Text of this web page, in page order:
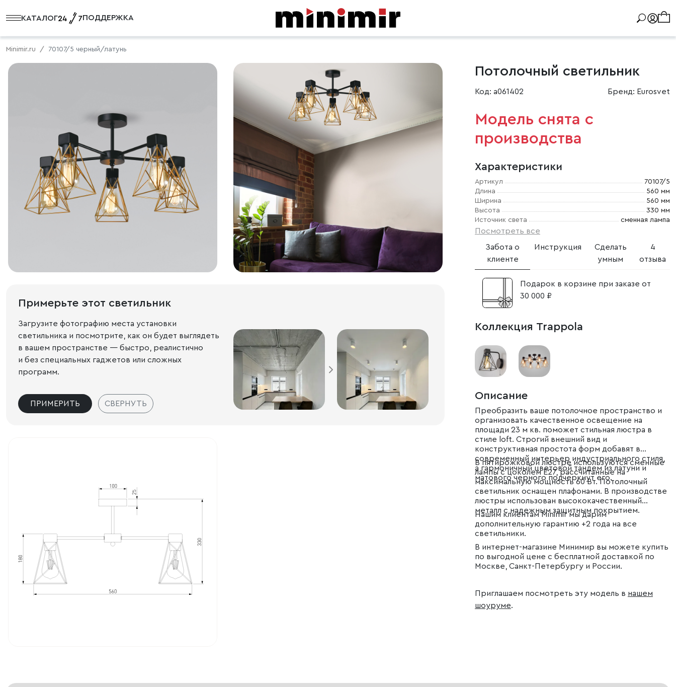
КАТАЛОГ ПОДДЕРЖКА
Minimir.ru 70107/5 черный/латунь
Примерьте этот светильник
Загрузите фотографию места установки
светильника и посмотрите, как он будет выглядеть
в вашем пространстве — быстро, реалистично
и без специальных гаджетов или сложных
программ.
ПРИМЕРИТЬ СВЕРНУТЬ
Потолочный светильник
Код: a061402 Бренд: Eurosvet
Модель снята с
производства
Характеристики
Артикул
70107/5
Длина
560 мм
Ширина
560 мм
Высота
330 мм
Источник света
сменная лампа
Посмотреть все
Забота о
клиенте
Инструкция
Сделать
умным
4
отзыва
Подарок в корзине при заказе от
30 000 ₽
Коллекция Trappola
Описание
Преобразить ваше потолочное пространство и
организовать качественное освещение на
площади 23 м кв. поможет стильная люстра в
стиле loft. Строгий внешний вид и
конструктивная простота форм добавят в
современный интерьер индустриального стиля,
а гармоничный цветовой тандем из латуни и
матового черного подчеркнут его.
В пятирожковой люстре используются сменные
лампы с цоколем E27, рассчитанные на
максимальную мощность 60 Вт. Потолочный
светильник оснащен плафонами. В производстве
люстры использован высококачественный
металл с надежным защитным покрытием.
Нашим клиентам Minimir мы дарим
дополнительную гарантию +2 года на все
светильники.
В интернет-магазине Минимир вы можете купить
по выгодной цене с бесплатной доставкой по
Москве, Санкт-Петербургу и России.
Приглашаем посмотреть эту модель в нашем
шоуруме.